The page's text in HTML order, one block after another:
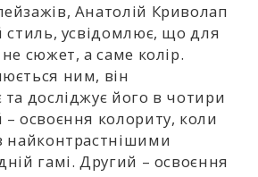
Анатолій Криволап
стиль, усвідомлює, що для
сюжет, а саме колір.
ним, він
досліджує його в чотири
освоєння колориту, коли
найконтрастнішими
гамі. Другий – освоєння